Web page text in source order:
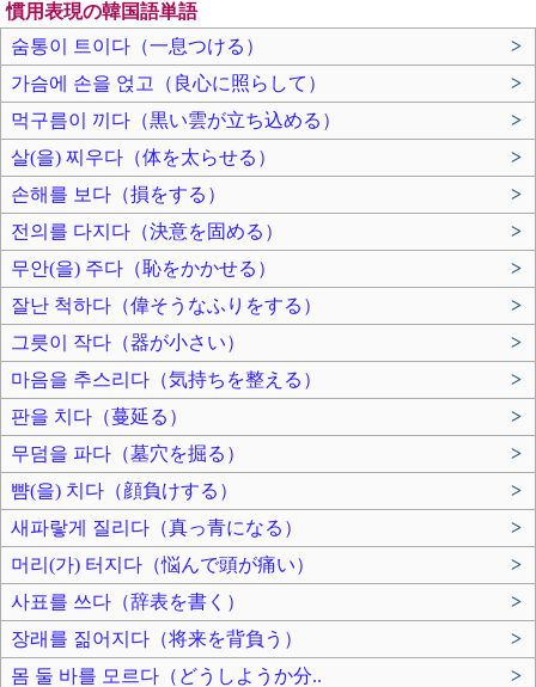
慣用表現の韓国語単語
숨통이 트이다（一息つける）
>
가슴에 손을 얹고（良心に照らして）
>
먹구름이 끼다（黒い雲が立ち込める）
>
살(을) 찌우다（体を太らせる）
>
손해를 보다（損をする）
>
전의를 다지다（決意を固める）
>
무안(을) 주다（恥をかかせる）
>
잘난 척하다（偉そうなふりをする）
>
그릇이 작다（器が小さい）
>
마음을 추스리다（気持ちを整える）
>
판을 치다（蔓延る）
>
무덤을 파다（墓穴を掘る）
>
뺨(을) 치다（顔負けする）
>
새파랗게 질리다（真っ青になる）
>
머리(가) 터지다（悩んで頭が痛い）
>
사표를 쓰다（辞表を書く）
>
장래를 짊어지다（将来を背負う）
>
몸 둘 바를 모르다（どうしようか分..
>